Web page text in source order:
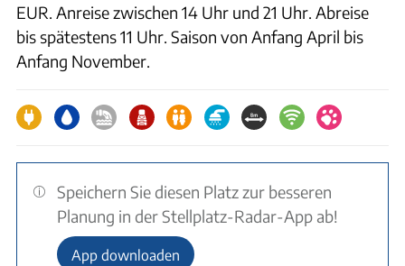
EUR. Anreise zwischen 14 Uhr und 21 Uhr. Abreise
bis spätestens 11 Uhr. Saison von Anfang April bis
Anfang November.
Speichern Sie diesen Platz zur besseren
Planung in der Stellplatz-Radar-App ab!
App downloaden